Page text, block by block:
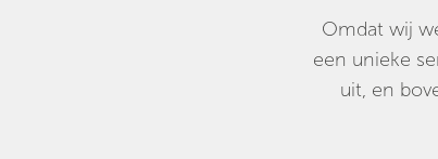
Omdat wij
een unieke
uit, en